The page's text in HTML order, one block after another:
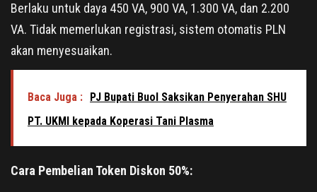
Berlaku untuk daya 450 VA, 900 VA, 1.300 VA, dan 2.200
VA. Tidak memerlukan registrasi, sistem otomatis PLN
akan menyesuaikan.
Baca Juga : PJ Bupati Buol Saksikan Penyerahan SHU
PT. UKMI kepada Koperasi Tani Plasma
Cara Pembelian Token Diskon 50%: